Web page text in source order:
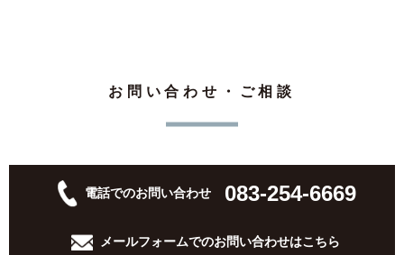
お問い合わせ・ご相談
電話でのお問い合わせ 083-254-6669
メールフォームでのお問い合わせはこちら